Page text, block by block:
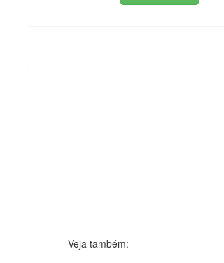
Veja também: